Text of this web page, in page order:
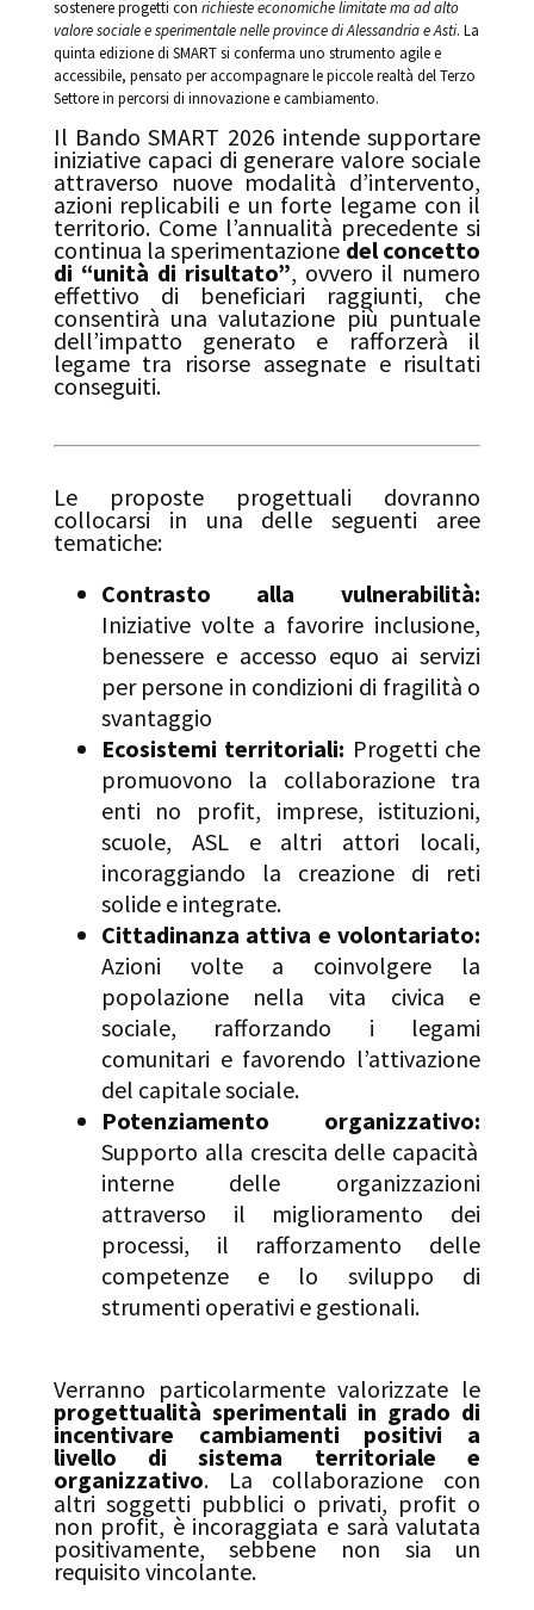
sostenere progetti con richieste economiche limitate ma ad alto
valore sociale e sperimentale nelle province di Alessandria e Asti. La
quinta edizione di SMART si conferma uno strumento agile e
accessibile, pensato per accompagnare le piccole realtà del Terzo
Settore in percorsi di innovazione e cambiamento.
Il Bando SMART 2026 intende supportare
iniziative capaci di generare valore sociale
attraverso nuove modalità d’intervento,
azioni replicabili e un forte legame con il
territorio. Come l’annualità precedente si
continua la sperimentazionedel concetto
di “unità di risultato”, ovvero il numero
effettivo di beneficiari raggiunti, che
consentirà una valutazione più puntuale
dell’impatto generato e rafforzerà il
legame tra risorse assegnate e risultati
conseguiti.
Le proposte progettuali dovranno
collocarsi in una delle seguenti aree
tematiche:
Contrasto alla vulnerabilità:
Iniziative volte a favorire inclusione,
benessere e accesso equo ai servizi
per persone in condizioni di fragilità o
svantaggio
Ecosistemi territoriali: Progetti che
promuovono la collaborazione tra
enti no profit, imprese, istituzioni,
scuole, ASL e altri attori locali,
incoraggiando la creazione di reti
solide e integrate.
Cittadinanza attiva e volontariato:
Azioni volte a coinvolgere la
popolazione nella vita civica e
sociale, rafforzando i legami
comunitari e favorendo l’attivazione
del capitale sociale.
Potenziamento organizzativo:
Supporto alla crescita delle capacità
interne delle organizzazioni
attraverso il miglioramento dei
processi, il rafforzamento delle
competenze e lo sviluppo di
strumenti operativi e gestionali.
Verranno particolarmente valorizzate le
progettualità sperimentali in grado di
incentivare cambiamenti positivi a
livello di sistema territoriale e
organizzativo. La collaborazione con
altri soggetti pubblici o privati, profit o
non profit, è incoraggiata e sarà valutata
positivamente, sebbene non sia un
requisito vincolante.